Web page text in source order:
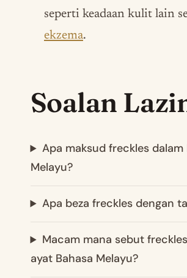
seperti keadaan kulit lain
ekzema.
Soalan
Apa maksud freckles dalam
Melayu?
Apa beza freckles dengan
Macam mana sebut
ayat Bahasa Melayu?